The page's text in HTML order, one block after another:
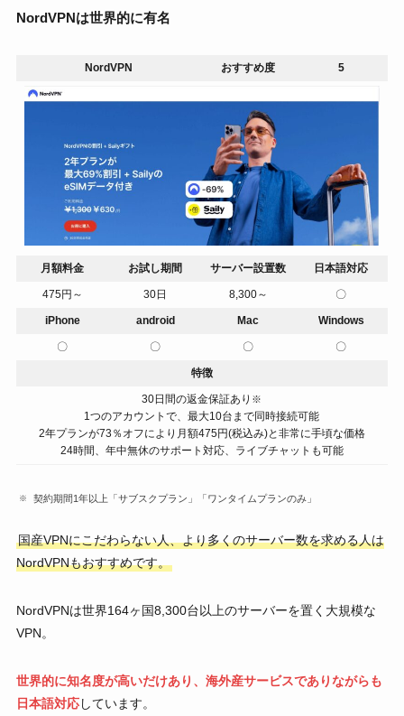
NordVPNは世界的に有名
NordVPN おすすめ度 5
月額料金 お試し期間 サーバー設置数 日本語対応
475円～ 30日 8,300～ 〇
iPhone android Mac Windows
〇 〇 〇 〇
特徴
30日間の返金保証あり ※
1つのアカウントで、最大10台まで同時接続可能
2年プランが73％オフにより月額475円(税込み)と非常に手頃な価格
24時間、年中無休のサポート対応、ライブチャットも可能
契約期間1年以上「サブスクプラン」「ワンタイムプランのみ」
国産VPNにこだわらない人、より多くのサーバー数を求める人は
NordVPNもおすすめです。
NordVPNは世界164ヶ国8,300台以上のサーバーを置く大規模な
VPN。
世界的に知名度が高いだけあり、海外産サービスでありながらも
日本語対応しています。